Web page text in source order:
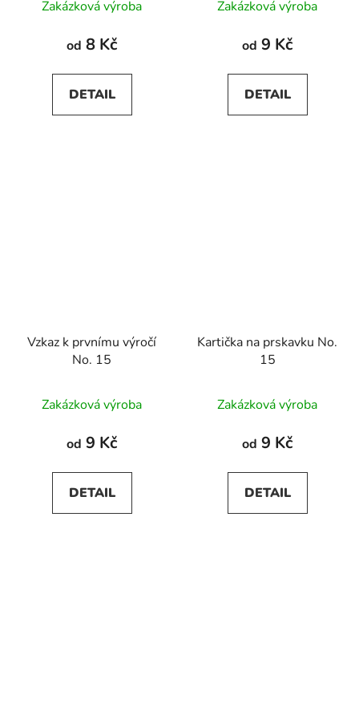
Zakázková výroba
od 8 Kč
DETAIL
Zakázková výroba
od 9 Kč
DETAIL
Vzkaz k prvnímu výročí
No. 15
Zakázková výroba
od 9 Kč
DETAIL
Kartička na prskavku No.
15
Zakázková výroba
od 9 Kč
DETAIL